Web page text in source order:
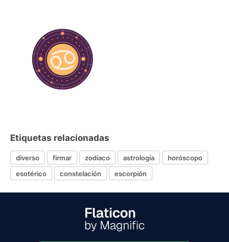
Etiquetas relacionadas
diverso firmar zodíaco astrología
horóscopo
esotérico
constelación escorpión